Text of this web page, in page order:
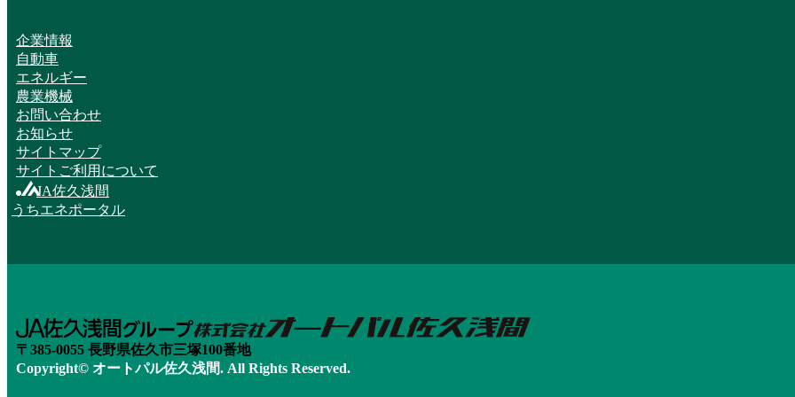
企業情報
自動車
エネルギー
農業機械
お問い合わせ
お知らせ
サイトマップ
サイトご利用について
JA佐久浅間
うちエネポータル
〒385-0055 長野県佐久市三塚100番地
Copyright© オートパル佐久浅間. All Rights Reserved.